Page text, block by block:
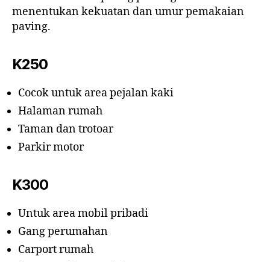
menentukan kekuatan dan umur pemakaian
paving.
K250
Cocok untuk area pejalan kaki
Halaman rumah
Taman dan trotoar
Parkir motor
K300
Untuk area mobil pribadi
Gang perumahan
Carport rumah